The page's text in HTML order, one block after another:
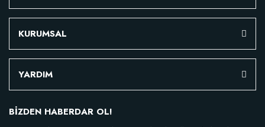
KURUMSAL
YARDIM
BİZDEN HABERDAR OL!